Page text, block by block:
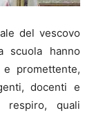
del vescovo
scuola hanno
promettente,
docenti e
quali